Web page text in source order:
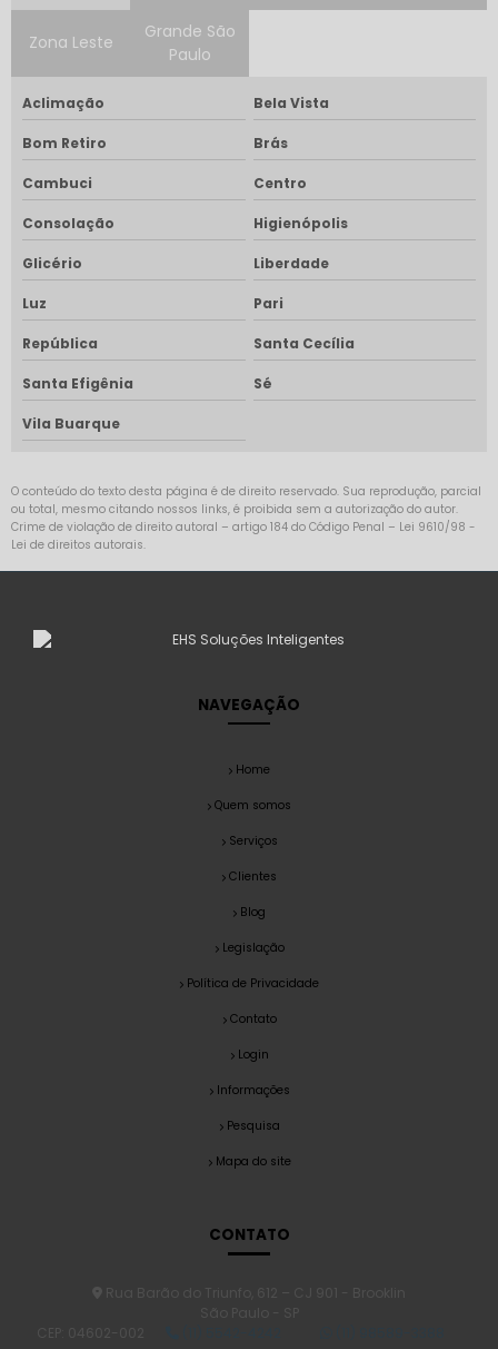
Zona Leste
Grande São
Paulo
Aclimação Bela Vista
Bom Retiro Brás
Cambuci Centro
Consolação Higienópolis
Glicério Liberdade
Luz Pari
República Santa Cecília
Santa Efigênia Sé
Vila Buarque
O conteúdo do texto desta página é de direito reservado. Sua reprodução, parcial
ou total, mesmo citando nossos links, é proibida sem a autorização do autor.
Crime de violação de direito autoral – artigo 184 do Código Penal – Lei 9610/98 -
Lei de direitos autorais.
NAVEGAÇÃO
Home
Quem somos
Serviços
Clientes
Blog
Legislação
Política de Privacidade
Contato
Login
Informações
Pesquisa
Mapa do site
CONTATO